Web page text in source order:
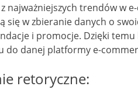
z najważniejszych trendów w
się w zbieranie danych o
i promocje. Dzięki
do danej platformy e-
retoryczne: